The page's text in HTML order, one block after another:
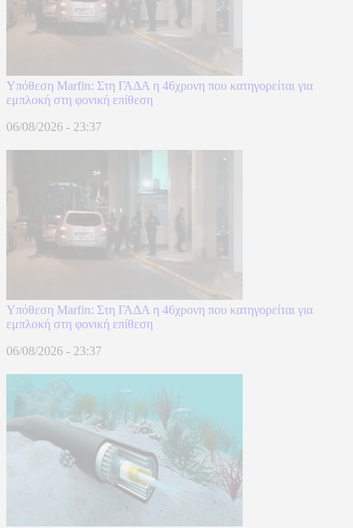
Υπόθεση Marfin: Στη ΓΑΔΑ η 46χρονη που κατηγορείται για
εμπλοκή στη φονική επίθεση
06/08/2026 - 23:37
Υπόθεση Marfin: Στη ΓΑΔΑ η 46χρονη που κατηγορείται για
εμπλοκή στη φονική επίθεση
06/08/2026 - 23:37